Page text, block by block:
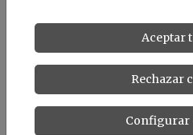
combinar diferentes
ahorrar tiempo, por
y labrando la tierra al
tractor está preparado
cargadoras frontales.
Aceptar
Rechazar
Configurar